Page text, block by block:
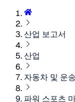
산업 보고서
산업
자동차 및 운송
파워 스포츠